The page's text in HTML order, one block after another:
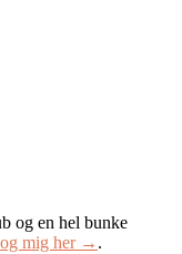
og en hel bunke
og mig her → .